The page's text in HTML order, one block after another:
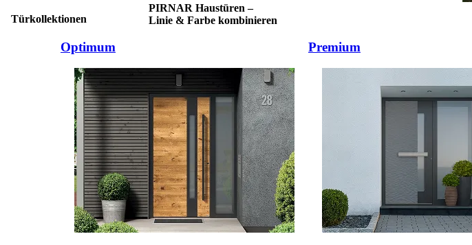
Türkollektionen
PIRNAR Haustüren –
Linie & Farbe kombinieren
Optimum Premium